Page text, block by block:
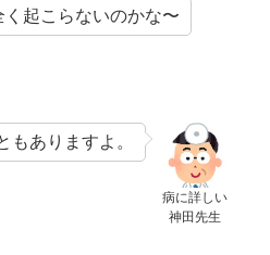
く起こらないのかな〜
病に詳しい
神田先生
もありますよ。